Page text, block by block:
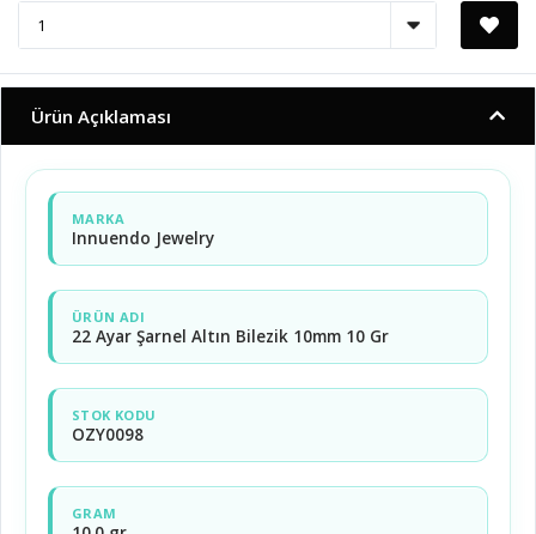
Ürün Açıklaması
MARKA
Innuendo Jewelry
ÜRÜN ADI
22 Ayar Şarnel Altın Bilezik 10mm 10 Gr
STOK KODU
OZY0098
GRAM